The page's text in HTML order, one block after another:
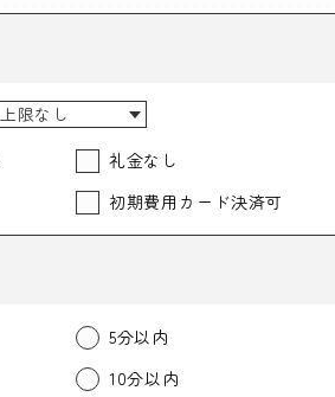
礼金なし
初期費用カード決済可
5分以内
10分以内